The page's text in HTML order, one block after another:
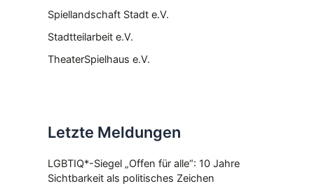
Spiellandschaft Stadt e.V.
Stadtteilarbeit e.V.
TheaterSpielhaus e.V.
Letzte Meldungen
LGBTIQ*-Siegel „Offen für alle“: 10 Jahre
Sichtbarkeit als politisches Zeichen